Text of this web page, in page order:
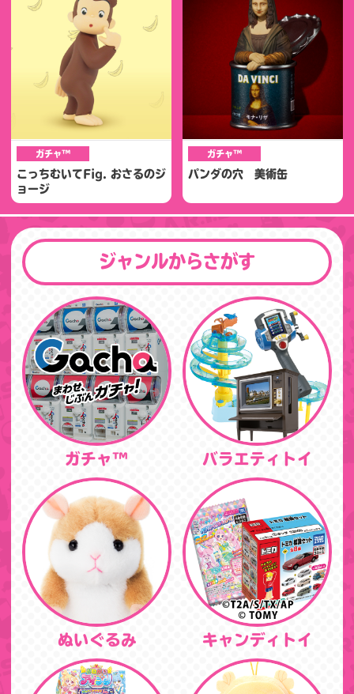
ガチャ™
こっちむいてFig. おさるのジ
ョージ
ガチャ™
パンダの穴 美術缶
ジャンルからさがす
ガチャ™ バラエティトイ
ぬいぐるみ キャンディトイ